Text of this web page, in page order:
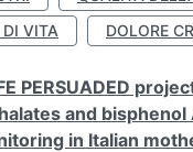
VITA
DOLORE
PERSUADED
and bisphenol
in Italian